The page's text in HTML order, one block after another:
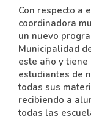
Con respecto a
coordinadora
un nuevo
Municipalidad
este año y
estudiantes de
todas sus
recibiendo a
todas las